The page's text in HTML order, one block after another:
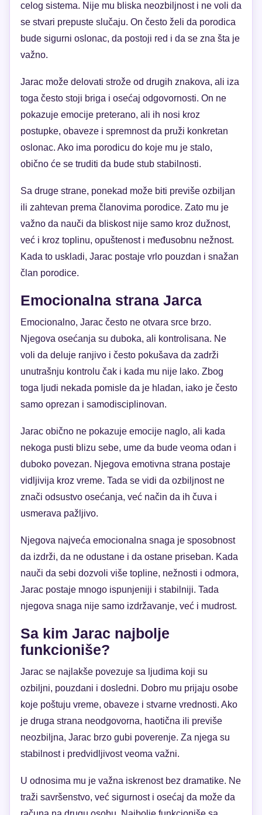
celog sistema. Nije mu bliska neozbiljnost i ne voli da
se stvari prepuste slučaju. On često želi da porodica
bude sigurni oslonac, da postoji red i da se zna šta je
važno.
Jarac može delovati strože od drugih znakova, ali iza
toga često stoji briga i osećaj odgovornosti. On ne
pokazuje emocije preterano, ali ih nosi kroz
postupke, obaveze i spremnost da pruži konkretan
oslonac. Ako ima porodicu do koje mu je stalo,
obično će se truditi da bude stub stabilnosti.
Sa druge strane, ponekad može biti previše ozbiljan
ili zahtevan prema članovima porodice. Zato mu je
važno da nauči da bliskost nije samo kroz dužnost,
već i kroz toplinu, opuštenost i međusobnu nežnost.
Kada to uskladi, Jarac postaje vrlo pouzdan i snažan
član porodice.
Emocionalna strana Jarca
Emocionalno, Jarac često ne otvara srce brzo.
Njegova osećanja su duboka, ali kontrolisana. Ne
voli da deluje ranjivo i često pokušava da zadrži
unutrašnju kontrolu čak i kada mu nije lako. Zbog
toga ljudi nekada pomisle da je hladan, iako je često
samo oprezan i samodisciplinovan.
Jarac obično ne pokazuje emocije naglo, ali kada
nekoga pusti blizu sebe, ume da bude veoma odan i
duboko povezan. Njegova emotivna strana postaje
vidljivija kroz vreme. Tada se vidi da ozbiljnost ne
znači odsustvo osećanja, već način da ih čuva i
usmerava pažljivo.
Njegova najveća emocionalna snaga je sposobnost
da izdrži, da ne odustane i da ostane priseban. Kada
nauči da sebi dozvoli više topline, nežnosti i odmora,
Jarac postaje mnogo ispunjeniji i stabilniji. Tada
njegova snaga nije samo izdržavanje, već i mudrost.
Sa kim Jarac najbolje
funkcioniše?
Jarac se najlakše povezuje sa ljudima koji su
ozbiljni, pouzdani i dosledni. Dobro mu prijaju osobe
koje poštuju vreme, obaveze i stvarne vrednosti. Ako
je druga strana neodgovorna, haotična ili previše
neozbiljna, Jarac brzo gubi poverenje. Za njega su
stabilnost i predvidljivost veoma važni.
U odnosima mu je važna iskrenost bez dramatike. Ne
traži savršenstvo, već sigurnost i osećaj da može da